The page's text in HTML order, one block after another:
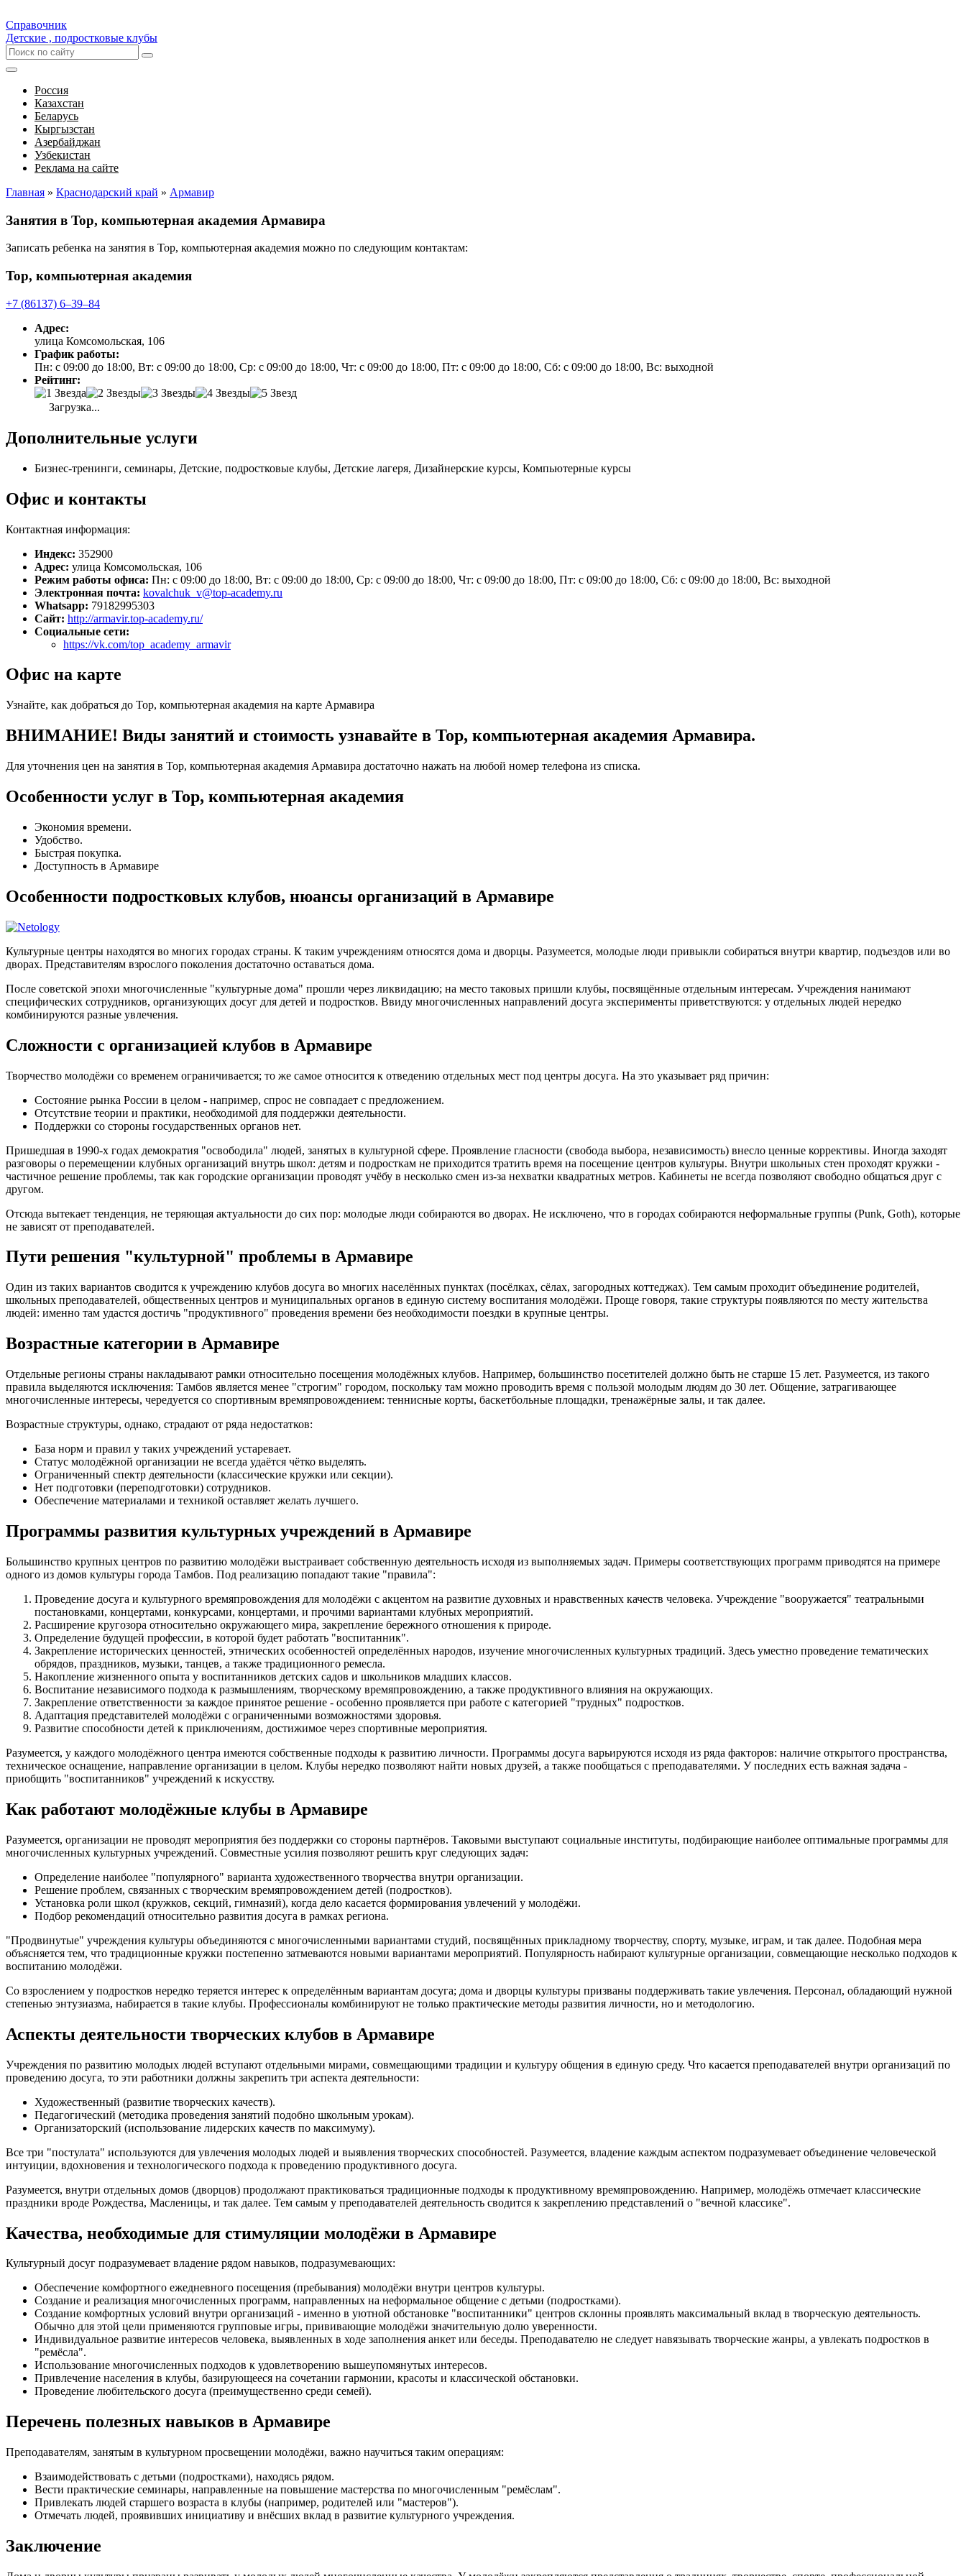
Справочник
Детские , подростковые клубы
Россия
Казахстан
Беларусь
Кыргызстан
Азербайджан
Узбекистан
Реклама на сайте
Главная » Краснодарский край » Армавир
Занятия в Top, компьютерная академия Армавира
Записать ребенка на занятия в Top, компьютерная академия можно по следующим контактам:
Top, компьютерная академия
+7 (86137) 6‒39‒84
Адрес:
улица Комсомольская, 106
График работы:
Пн: с 09:00 до 18:00, Вт: с 09:00 до 18:00, Ср: с 09:00 до 18:00, Чт: с 09:00 до 18:00, Пт: с 09:00 до 18:00, Сб: с 09:00 до 18:00, Вс: выходной
Рейтинг:
Загрузка...
Дополнительные услуги
Бизнес-тренинги, семинары, Детские, подростковые клубы, Детские лагеря, Дизайнерские курсы, Компьютерные курсы
Офис и контакты
Контактная информация:
Индекс: 352900
Адрес: улица Комсомольская, 106
Режим работы офиса: Пн: с 09:00 до 18:00, Вт: с 09:00 до 18:00, Ср: с 09:00 до 18:00, Чт: с 09:00 до 18:00, Пт: с 09:00 до 18:00, Сб: с 09:00 до 18:00, Вс: выходной
Электронная почта: kovalchuk_v@top-academy.ru
Whatsapp: 79182995303
Сайт: http://armavir.top-academy.ru/
Социальные сети:
https://vk.com/top_academy_armavir
Офис на карте
Узнайте, как добраться до Top, компьютерная академия на карте Армавира
ВНИМАНИЕ! Виды занятий и стоимость узнавайте в Top, компьютерная академия Армавира.
Для уточнения цен на занятия в Top, компьютерная академия Армавира достаточно нажать на любой номер телефона из списка.
Особенности услуг в Top, компьютерная академия
Экономия времени.
Удобство.
Быстрая покупка.
Доступность в Армавире
Особенности подростковых клубов, нюансы организаций в Армавире
Культурные центры находятся во многих городах страны. К таким учреждениям относятся дома и дворцы. Разумеется, молодые люди привыкли собираться внутри квартир, подъездов или во
дворах. Представителям взрослого поколения достаточно оставаться дома.
После советской эпохи многочисленные "культурные дома" прошли через ликвидацию; на место таковых пришли клубы, посвящённые отдельным интересам. Учреждения нанимают
специфических сотрудников, организующих досуг для детей и подростков. Ввиду многочисленных направлений досуга эксперименты приветствуются: у отдельных людей нередко
комбинируются разные увлечения.
Сложности с организацией клубов в Армавире
Творчество молодёжи со временем ограничивается; то же самое относится к отведению отдельных мест под центры досуга. На это указывает ряд причин:
Состояние рынка России в целом - например, спрос не совпадает с предложением.
Отсутствие теории и практики, необходимой для поддержки деятельности.
Поддержки со стороны государственных органов нет.
Пришедшая в 1990-х годах демократия "освободила" людей, занятых в культурной сфере. Проявление гласности (свобода выбора, независимость) внесло ценные коррективы. Иногда заходят
разговоры о перемещении клубных организаций внутрь школ: детям и подросткам не приходится тратить время на посещение центров культуры. Внутри школьных стен проходят кружки -
частичное решение проблемы, так как городские организации проводят учёбу в несколько смен из-за нехватки квадратных метров. Кабинеты не всегда позволяют свободно общаться друг с
другом.
Отсюда вытекает тенденция, не теряющая актуальности до сих пор: молодые люди собираются во дворах. Не исключено, что в городах собираются неформальные группы (Punk, Goth), которые
не зависят от преподавателей.
Пути решения "культурной" проблемы в Армавире
Один из таких вариантов сводится к учреждению клубов досуга во многих населённых пунктах (посёлках, сёлах, загородных коттеджах). Тем самым проходит объединение родителей,
школьных преподавателей, общественных центров и муниципальных органов в единую систему воспитания молодёжи. Проще говоря, такие структуры появляются по месту жительства
людей: именно там удастся достичь "продуктивного" проведения времени без необходимости поездки в крупные центры.
Возрастные категории в Армавире
Отдельные регионы страны накладывают рамки относительно посещения молодёжных клубов. Например, большинство посетителей должно быть не старше 15 лет. Разумеется, из такого
правила выделяются исключения: Тамбов является менее "строгим" городом, поскольку там можно проводить время с пользой молодым людям до 30 лет. Общение, затрагивающее
многочисленные интересы, чередуется со спортивным времяпровождением: теннисные корты, баскетбольные площадки, тренажёрные залы, и так далее.
Возрастные структуры, однако, страдают от ряда недостатков:
База норм и правил у таких учреждений устаревает.
Статус молодёжной организации не всегда удаётся чётко выделять.
Ограниченный спектр деятельности (классические кружки или секции).
Нет подготовки (переподготовки) сотрудников.
Обеспечение материалами и техникой оставляет желать лучшего.
Программы развития культурных учреждений в Армавире
Большинство крупных центров по развитию молодёжи выстраивает собственную деятельность исходя из выполняемых задач. Примеры соответствующих программ приводятся на примере
одного из домов культуры города Тамбов. Под реализацию попадают такие "правила":
Проведение досуга и культурного времяпровождения для молодёжи с акцентом на развитие духовных и нравственных качеств человека. Учреждение "вооружается" театральными
постановками, концертами, конкурсами, концертами, и прочими вариантами клубных мероприятий.
Расширение кругозора относительно окружающего мира, закрепление бережного отношения к природе.
Определение будущей профессии, в которой будет работать "воспитанник".
Закрепление исторических ценностей, этнических особенностей определённых народов, изучение многочисленных культурных традиций. Здесь уместно проведение тематических
обрядов, праздников, музыки, танцев, а также традиционного ремесла.
Накопление жизненного опыта у воспитанников детских садов и школьников младших классов.
Воспитание независимого подхода к размышлениям, творческому времяпровождению, а также продуктивного влияния на окружающих.
Закрепление ответственности за каждое принятое решение - особенно проявляется при работе с категорией "трудных" подростков.
Адаптация представителей молодёжи с ограниченными возможностями здоровья.
Развитие способности детей к приключениям, достижимое через спортивные мероприятия.
Разумеется, у каждого молодёжного центра имеются собственные подходы к развитию личности. Программы досуга варьируются исходя из ряда факторов: наличие открытого пространства,
техническое оснащение, направление организации в целом. Клубы нередко позволяют найти новых друзей, а также пообщаться с преподавателями. У последних есть важная задача -
приобщить "воспитанников" учреждений к искусству.
Как работают молодёжные клубы в Армавире
Разумеется, организации не проводят мероприятия без поддержки со стороны партнёров. Таковыми выступают социальные институты, подбирающие наиболее оптимальные программы для
многочисленных культурных учреждений. Совместные усилия позволяют решить круг следующих задач:
Определение наиболее "популярного" варианта художественного творчества внутри организации.
Решение проблем, связанных с творческим времяпровождением детей (подростков).
Установка роли школ (кружков, секций, гимназий), когда дело касается формирования увлечений у молодёжи.
Подбор рекомендаций относительно развития досуга в рамках региона.
"Продвинутые" учреждения культуры объединяются с многочисленными вариантами студий, посвящённых прикладному творчеству, спорту, музыке, играм, и так далее. Подобная мера
объясняется тем, что традиционные кружки постепенно затмеваются новыми вариантами мероприятий. Популярность набирают культурные организации, совмещающие несколько подходов к
воспитанию молодёжи.
Со взрослением у подростков нередко теряется интерес к определённым вариантам досуга; дома и дворцы культуры призваны поддерживать такие увлечения. Персонал, обладающий нужной
степенью энтузиазма, набирается в такие клубы. Профессионалы комбинируют не только практические методы развития личности, но и методологию.
Аспекты деятельности творческих клубов в Армавире
Учреждения по развитию молодых людей вступают отдельными мирами, совмещающими традиции и культуру общения в единую среду. Что касается преподавателей внутри организаций по
проведению досуга, то эти работники должны закрепить три аспекта деятельности:
Художественный (развитие творческих качеств).
Педагогический (методика проведения занятий подобно школьным урокам).
Организаторский (использование лидерских качеств по максимуму).
Все три "постулата" используются для увлечения молодых людей и выявления творческих способностей. Разумеется, владение каждым аспектом подразумевает объединение человеческой
интуиции, вдохновения и технологического подхода к проведению продуктивного досуга.
Разумеется, внутри отдельных домов (дворцов) продолжают практиковаться традиционные подходы к продуктивному времяпровождению. Например, молодёжь отмечает классические
праздники вроде Рождества, Масленицы, и так далее. Тем самым у преподавателей деятельность сводится к закреплению представлений о "вечной классике".
Качества, необходимые для стимуляции молодёжи в Армавире
Культурный досуг подразумевает владение рядом навыков, подразумевающих:
Обеспечение комфортного ежедневного посещения (пребывания) молодёжи внутри центров культуры.
Создание и реализация многочисленных программ, направленных на неформальное общение с детьми (подростками).
Создание комфортных условий внутри организаций - именно в уютной обстановке "воспитанники" центров склонны проявлять максимальный вклад в творческую деятельность.
Обычно для этой цели применяются групповые игры, прививающие молодёжи значительную долю уверенности.
Индивидуальное развитие интересов человека, выявленных в ходе заполнения анкет или беседы. Преподавателю не следует навязывать творческие жанры, а увлекать подростков в
"ремёсла".
Использование многочисленных подходов к удовлетворению вышеупомянутых интересов.
Привлечение населения в клубы, базирующееся на сочетании гармонии, красоты и классической обстановки.
Проведение любительского досуга (преимущественно среди семей).
Перечень полезных навыков в Армавире
Преподавателям, занятым в культурном просвещении молодёжи, важно научиться таким операциям:
Взаимодействовать с детьми (подростками), находясь рядом.
Вести практические семинары, направленные на повышение мастерства по многочисленным "ремёслам".
Привлекать людей старшего возраста в клубы (например, родителей или "мастеров").
Отмечать людей, проявивших инициативу и внёсших вклад в развитие культурного учреждения.
Заключение